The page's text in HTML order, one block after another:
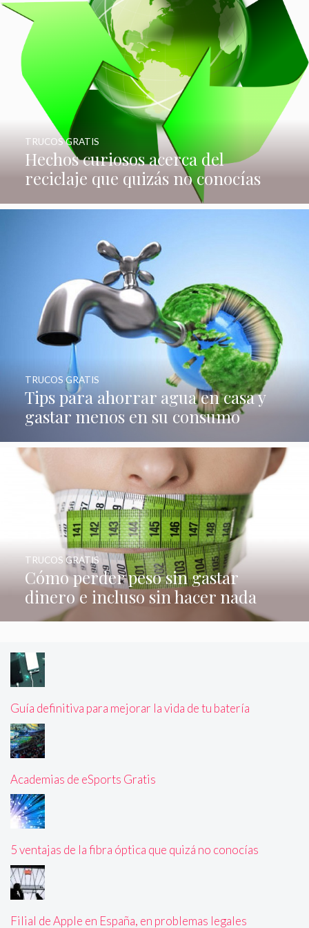
Hechos curiosos acerca del
reciclaje que quizás no conocías
TRUCOS GRATIS
Tips para ahorrar agua en casa y
gastar menos en su consumo
TRUCOS GRATIS
Cómo perder peso sin gastar
dinero e incluso sin hacer nada
TRUCOS GRATIS
Guía definitiva para mejorar la vida de tu batería
Academias de eSports Gratis
5 ventajas de la fibra óptica que quizá no conocías
Filial de Apple en España, en problemas legales